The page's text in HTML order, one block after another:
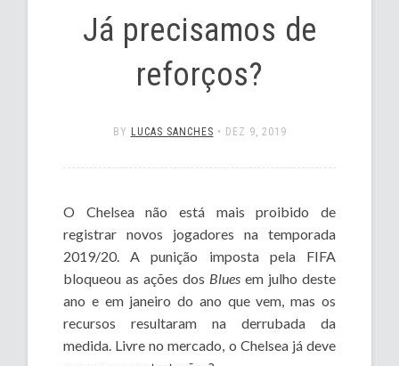
Já precisamos de
reforços?
BY LUCAS SANCHES • DEZ 9, 2019
O Chelsea não está mais proibido de
registrar novos jogadores na temporada
2019/20. A punição imposta pela FIFA
bloqueou as ações dos Blues em julho deste
ano e em janeiro do ano que vem, mas os
recursos resultaram na derrubada da
medida. Livre no mercado, o Chelsea já deve